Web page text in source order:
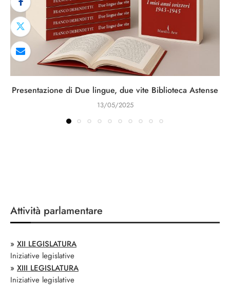
Presentazione di Due lingue, due vite Biblioteca Astense
13/05/2025
Attività parlamentare
» XII LEGISLATURA
Iniziative legislative
» XIII LEGISLATURA
Iniziative legislative